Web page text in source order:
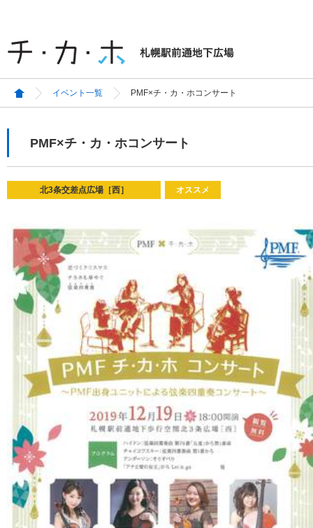
イベント一覧 PMF×チ・カ・ホコンサート
PMF×チ・カ・ホコンサート
北3条交差点広場［西］ オススメ